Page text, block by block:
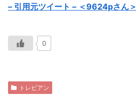
– 引用元ツイート – ＜9624pさん＞
0
トレビアン